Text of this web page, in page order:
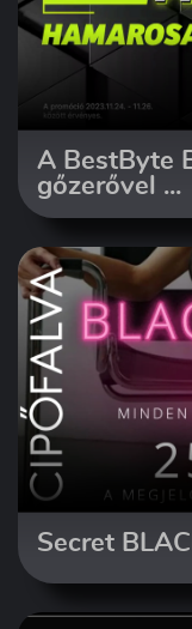
A BestByte
gőzerővel ...
Secret